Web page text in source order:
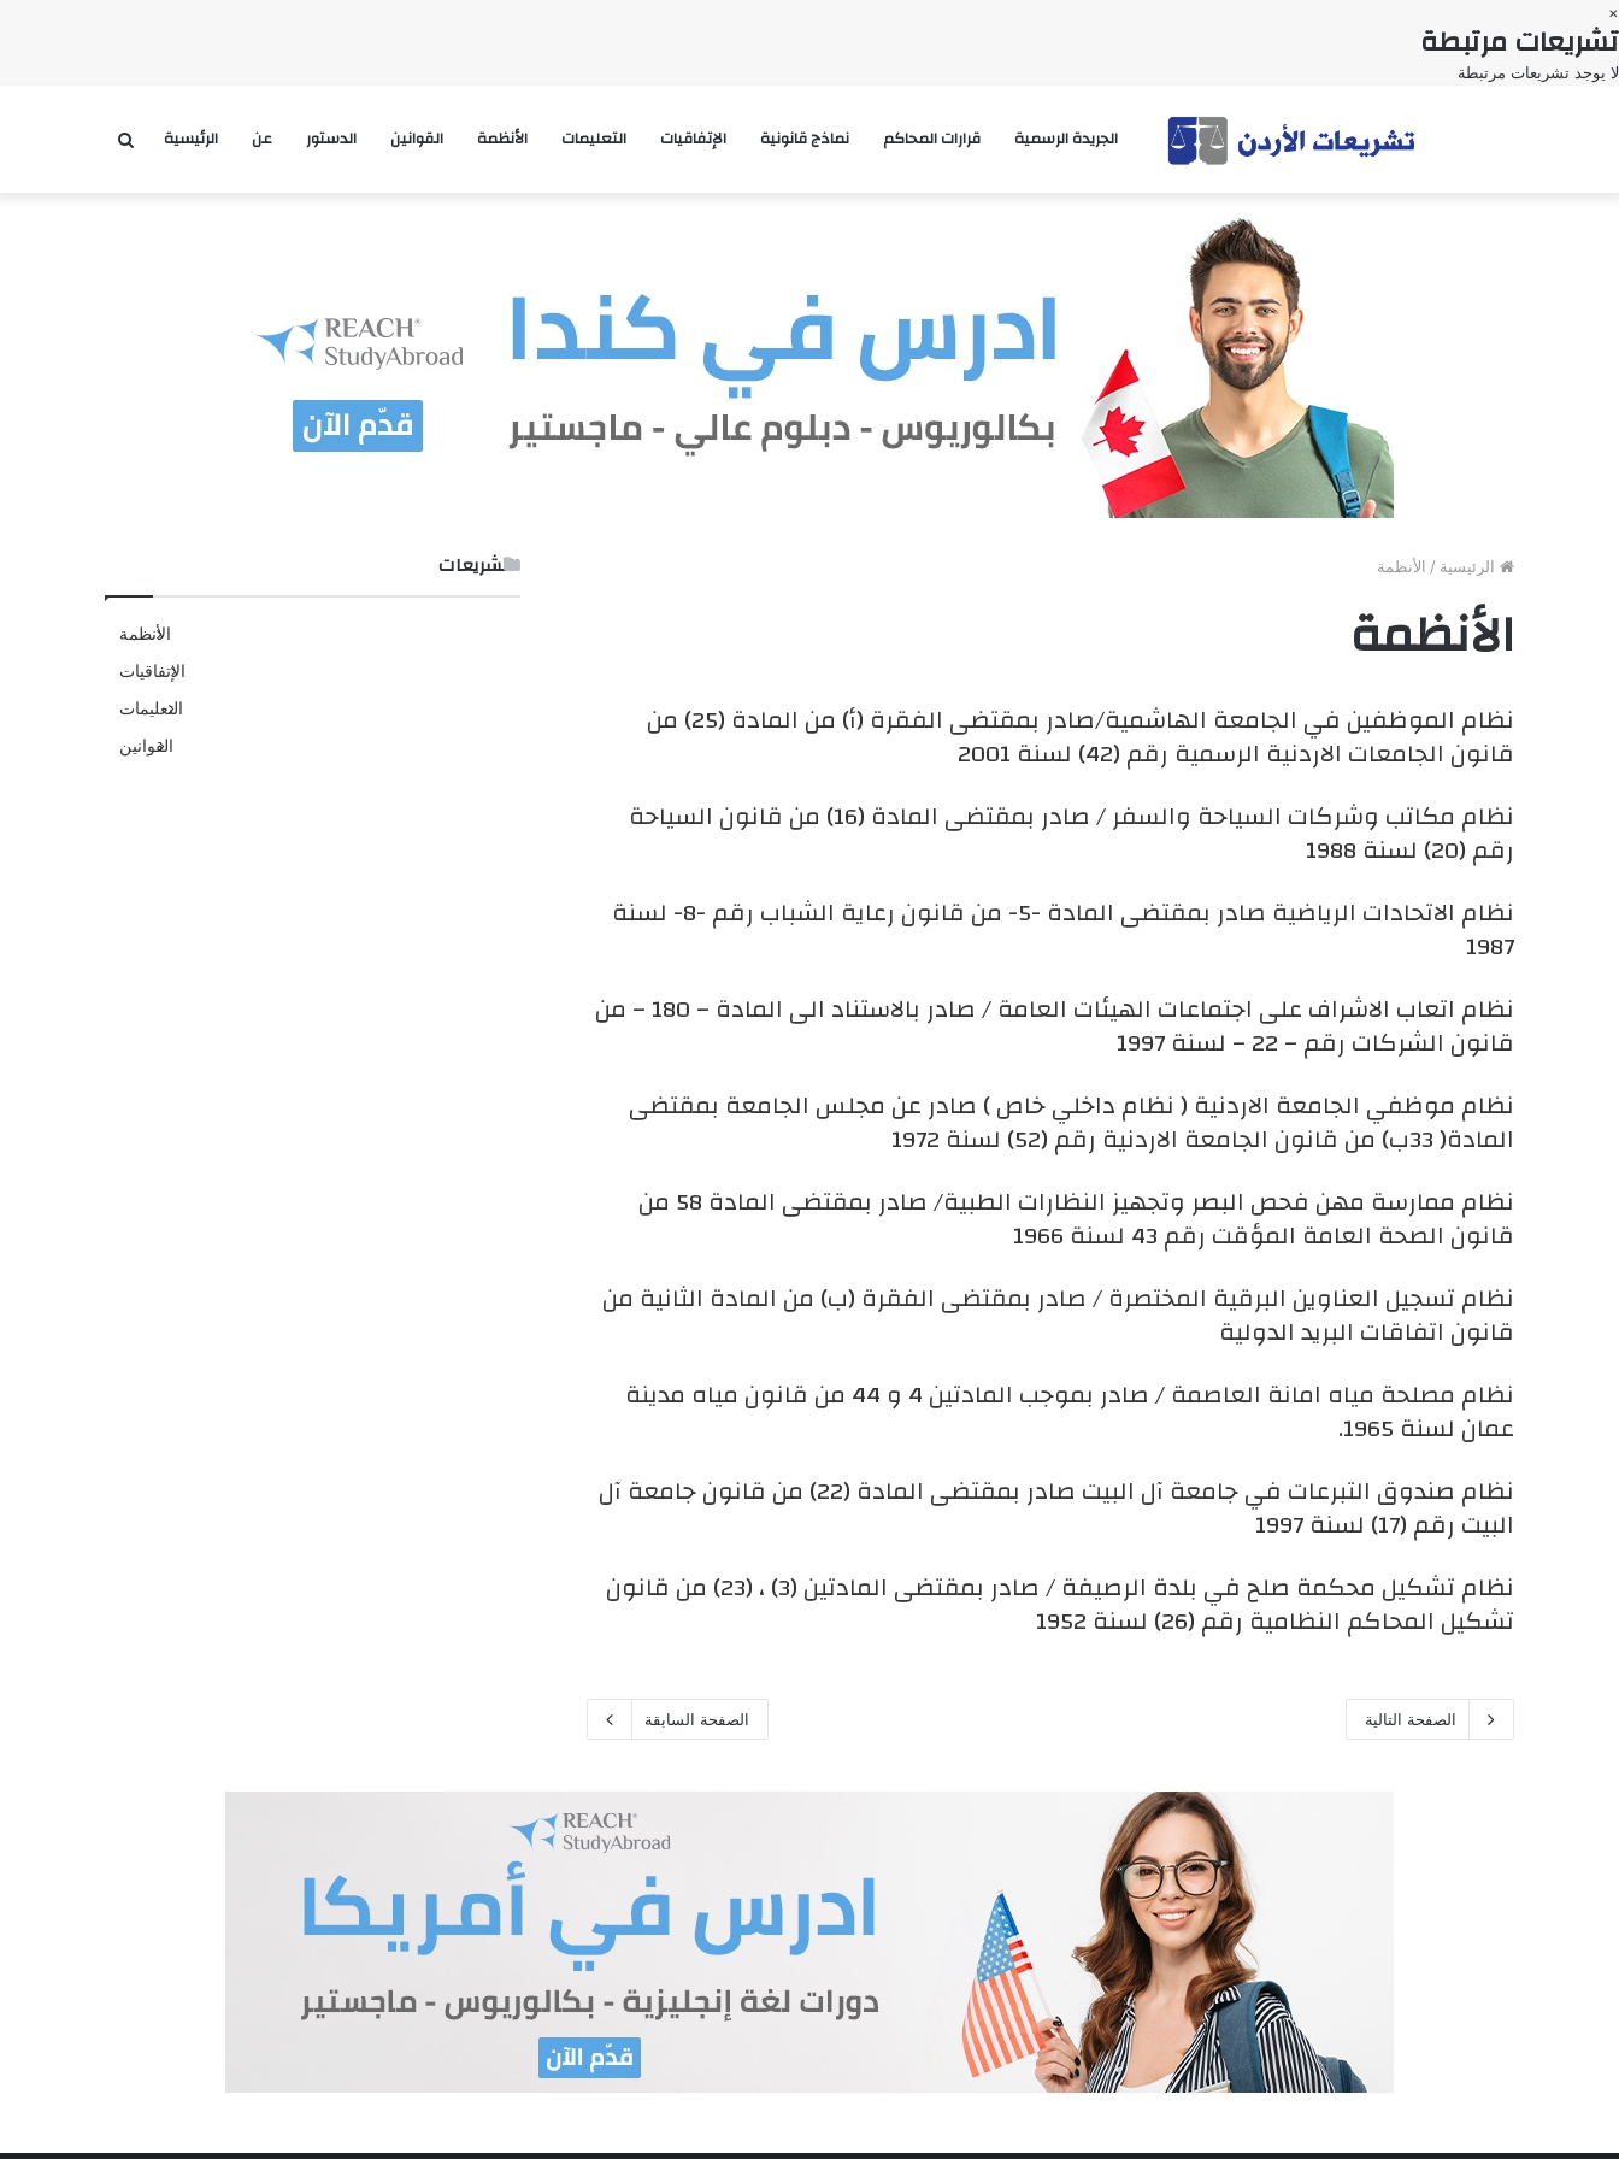
×
تشريعات مرتبطة
لا يوجد تشريعات مرتبطة
الرئيسية عن الدستور القوانين الأنظمة التعليمات الإتفاقيات نماذج قانونية قرارات المحاكم الجريدة الرسمية بحث
الرئيسية / الأنظمة
الأنظمة
نظام الموظفين في الجامعة الهاشمية/صادر بمقتضى الفقرة (أ) من المادة (25) من
قانون الجامعات الاردنية الرسمية رقم (42) لسنة 2001
نظام مكاتب وشركات السياحة والسفر / صادر بمقتضى المادة (16) من قانون السياحة
رقم (20) لسنة 1988
نظام الاتحادات الرياضية صادر بمقتضى المادة -5- من قانون رعاية الشباب رقم -8- لسنة
1987
نظام اتعاب الاشراف على اجتماعات الهيئات العامة / صادر بالاستناد الى المادة – 180 – من
قانون الشركات رقم – 22 – لسنة 1997
نظام موظفي الجامعة الاردنية ( نظام داخلي خاص ) صادر عن مجلس الجامعة بمقتضى
المادة( 33ب) من قانون الجامعة الاردنية رقم (52) لسنة 1972
نظام ممارسة مهن فحص البصر وتجهيز النظارات الطبية/ صادر بمقتضى المادة 58 من
قانون الصحة العامة المؤقت رقم 43 لسنة 1966
نظام تسجيل العناوين البرقية المختصرة / صادر بمقتضى الفقرة (ب) من المادة الثانية من
قانون اتفاقات البريد الدولية
نظام مصلحة مياه امانة العاصمة / صادر بموجب المادتين 4 و 44 من قانون مياه مدينة
عمان لسنة 1965.
نظام صندوق التبرعات في جامعة آل البيت صادر بمقتضى المادة (22) من قانون جامعة آل
البيت رقم (17) لسنة 1997
نظام تشكيل محكمة صلح في بلدة الرصيفة / صادر بمقتضى المادتين (3) ، (23) من قانون
تشكيل المحاكم النظامية رقم (26) لسنة 1952
الصفحة السابقة الصفحة التالية
التشريعات
الأنظمة
الإتفاقيات
التعليمات
القوانين